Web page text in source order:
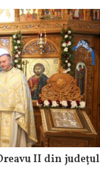
II din județul